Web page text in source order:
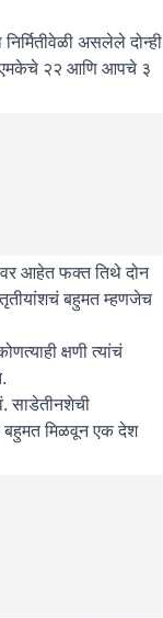
असलेले दोन्ही
२२ आणि आपचे ३
आहेत फक्त तिथे दोन
बहुमत म्हणजेच
क्षणी त्यांचं
साडेतीनशेची
मिळवून एक देश